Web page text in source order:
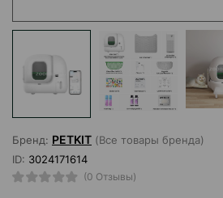
Бренд: PETKIT (Все товары бренда)
ID: 3024171614
(0 Отзывы)